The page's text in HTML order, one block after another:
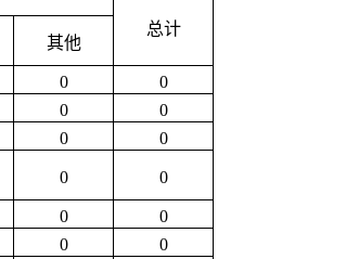
总计
其他
0
0
0 0
0
0
0 0
0
0
0
0